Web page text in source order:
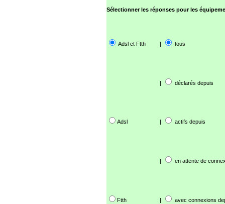
Sélectionner les réponses pour les
Adsl et Ftth | tous
| déclarés depuis
Adsl | actifs depuis
| en attente de
Ftth | avec connexions